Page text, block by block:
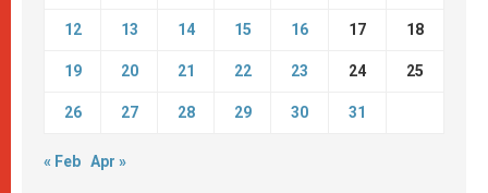
12 13 14 15 16 17 18
19 20 21 22 23 24 25
26 27 28 29 30 31
« Feb Apr »